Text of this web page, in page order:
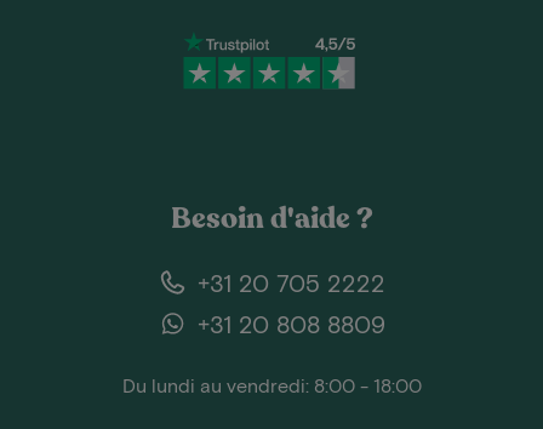
Besoin d'aide ?
+31 20 705 2222
+31 20 808 8809
Du lundi au vendredi: 8:00 - 18:00